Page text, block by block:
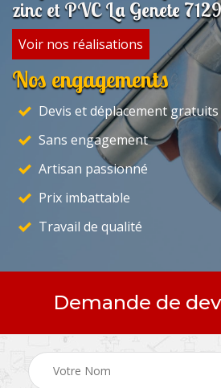
zinc et PVC La Genete
Voir nos réalisations
Nos engagements
Devis et déplacement gratuits
Sans engagement
Artisan passionné
Prix imbattable
Travail de qualité
Demande de